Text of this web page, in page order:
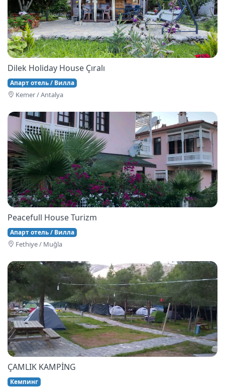
Dilek Holiday House Çıralı
Апарт отель / Вилла
Kemer / Antalya
Peacefull House Turizm
Апарт отель / Вилла
Fethi̇ye / Muğla
ÇAMLIK KAMPİNG
Кемпинг